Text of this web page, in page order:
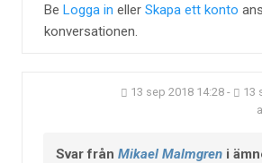
Be Logga in eller Skapa ett konto
konversationen.
13 sep 2018 14:28 - 13
Svar från Mikael Malmgren i